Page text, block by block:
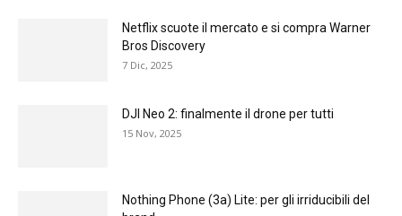
Netflix scuote il mercato e si compra Warner
Bros Discovery
7 Dic, 2025
DJI Neo 2: finalmente il drone per tutti
15 Nov, 2025
Nothing Phone (3a) Lite: per gli irriducibili del